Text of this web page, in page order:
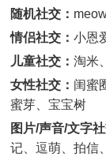
随机社交：
情侣社交： 小恩
儿童社交： 淘米
女性社交： 闺蜜
蜜芽、宝宝树
图片/声音/文字社
记、逗萌、拍信